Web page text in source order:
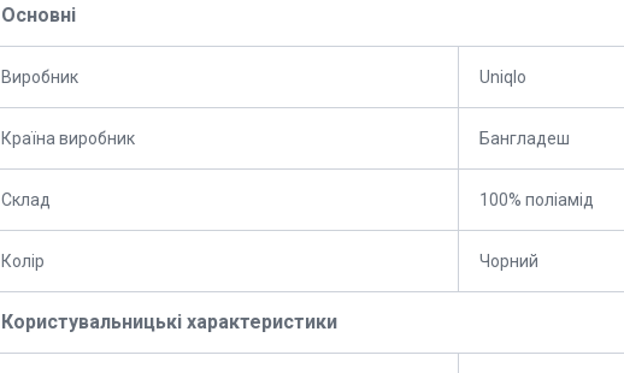
Основні
Виробник Uniqlo
Країна виробник Бангладеш
Склад 100% поліамід
Колір Чорний
Користувальницькі характеристики